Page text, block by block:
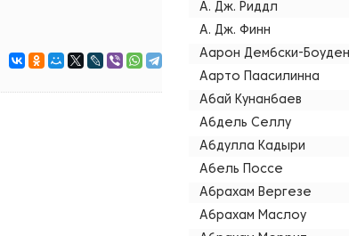
А. Дж. Риддл
А. Дж. Финн
Аарон Дембски-Боуден
Аарто Паасилинна
Абай Кунанбаев
Абдель Селлу
Абдулла Кадыри
Абель Поссе
Абрахам Вергезе
Абрахам Маслоу